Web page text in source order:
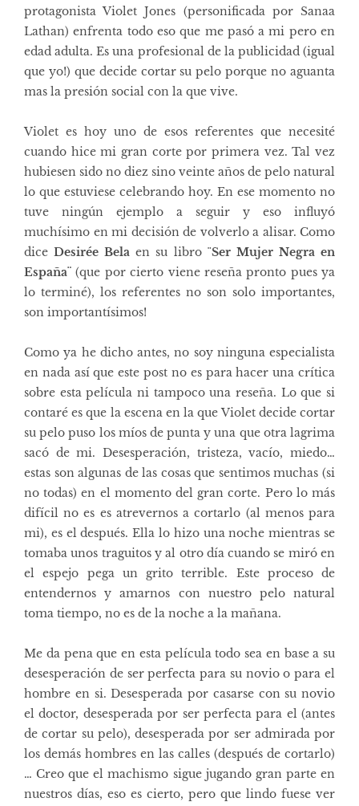
protagonista Violet Jones (personificada por Sanaa
Lathan) enfrenta todo eso que me pasó a mi pero en
edad adulta. Es una profesional de la publicidad (igual
que yo!) que decide cortar su pelo porque no aguanta
mas la presión social con la que vive.
Violet es hoy uno de esos referentes que necesité
cuando hice mi gran corte por primera vez. Tal vez
hubiesen sido no diez sino veinte años de pelo natural
lo que estuviese celebrando hoy. En ese momento no
tuve ningún ejemplo a seguir y eso influyó
muchísimo en mi decisión de volverlo a alisar. Como
diceDesirée Bela en su libro ¨Ser Mujer Negra en
España¨ (que por cierto viene reseña pronto pues ya
lo terminé), los referentes no son solo importantes,
son importantísimos!
Como ya he dicho antes, no soy ninguna especialista
en nada así que este post no es para hacer una crítica
sobre esta película ni tampoco una reseña. Lo que si
contaré es que la escena en la que Violet decide cortar
su pelo puso los míos de punta y una que otra lagrima
sacó de mi. Desesperación, tristeza, vacío, miedo…
estas son algunas de las cosas que sentimos muchas (si
no todas) en el momento del gran corte. Pero lo más
difícil no es es atrevernos a cortarlo (al menos para
mi), es el después. Ella lo hizo una noche mientras se
tomaba unos traguitos y al otro día cuando se miró en
el espejo pega un grito terrible. Este proceso de
entendernos y amarnos con nuestro pelo natural
toma tiempo, no es de la noche a la mañana.
Me da pena que en esta película todo sea en base a su
desesperación de ser perfecta para su novio o para el
hombre en si. Desesperada por casarse con su novio
el doctor, desesperada por ser perfecta para el (antes
de cortar su pelo), desesperada por ser admirada por
los demás hombres en las calles (después de cortarlo)
… Creo que el machismo sigue jugando gran parte en
nuestros días, eso es cierto, pero que lindo fuese ver